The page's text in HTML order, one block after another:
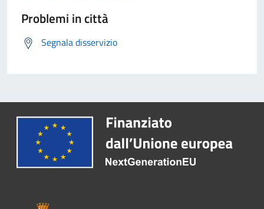
Problemi in città
Segnala disservizio